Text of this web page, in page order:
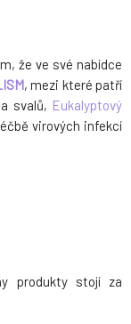
že ve své nabídce
, mezi které patří
svalů, Eukalyptový
virových infekcí
produkty stojí za